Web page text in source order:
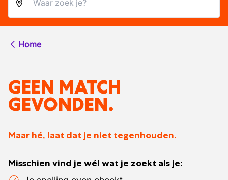
Home
GEEN MATCH
GEVONDEN.
Maar hé, laat dat je niet tegenhouden.
Misschien vind je wél wat je zoekt als je: